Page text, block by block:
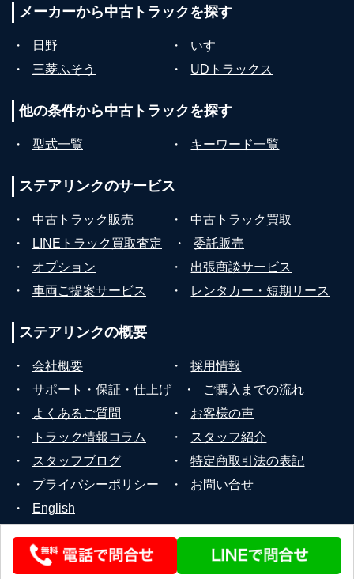
メーカーから中古トラックを探す
・ 日野 ・
いすゞ
・
三菱ふそう ・ UDトラックス
他の条件から中古トラックを探す
・ 型式一覧 ・ キーワード一覧
ステアリンクのサービス
・ 中古トラック販売 ・
中古トラック買取
・
LINEトラック買取査定 ・
委託販売
・
オプション ・
出張商談サービス
・
車両ご提案サービス ・ レンタカー・短期リース
ステアリンクの概要
・ 会社概要 ・
採用情報
・
サポート・保証・仕上げ ・
ご購入までの流れ
・
よくあるご質問 ・
お客様の声
・
トラック情報コラム ・
スタッフ紹介
・
スタッフブログ ・
特定商取引法の表記
・
プライバシーポリシー ・
お問い合せ
・
English
© 2026 STEERLINK Co.,Ltd